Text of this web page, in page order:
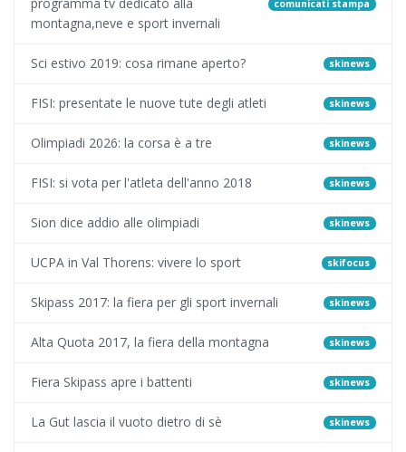
programma tv dedicato alla
montagna,neve e sport invernali
comunicati stampa
Sci estivo 2019: cosa rimane aperto? skinews
FISI: presentate le nuove tute degli atleti skinews
Olimpiadi 2026: la corsa è a tre skinews
FISI: si vota per l'atleta dell'anno 2018 skinews
Sion dice addio alle olimpiadi skinews
UCPA in Val Thorens: vivere lo sport skifocus
Skipass 2017: la fiera per gli sport invernali skinews
Alta Quota 2017, la fiera della montagna skinews
Fiera Skipass apre i battenti skinews
La Gut lascia il vuoto dietro di sè skinews